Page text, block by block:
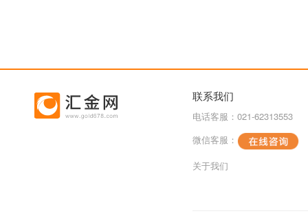
联系我们
电话客服：021-62313553
微信客服：
关于我们